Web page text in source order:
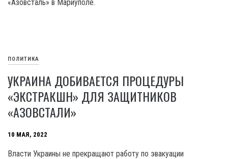
«Азовсталь» в Мариуполе.
ПОЛИТИКА
УКРАИНА ДОБИВАЕТСЯ ПРОЦЕДУРЫ
«ЭКСТРАКШН» ДЛЯ ЗАЩИТНИКОВ
«АЗОВСТАЛИ»
10 МАЯ, 2022
Власти Украины не прекращают работу по эвакуации